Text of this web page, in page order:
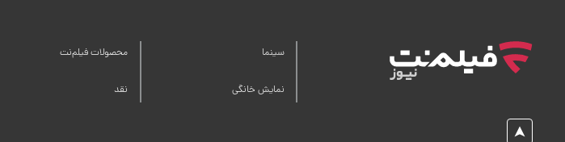
سینما
نمایش خانگی
محصولات فیلم‌نت
نقد